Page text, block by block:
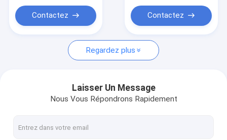
Tasse de papier faisant des machines
Machine de découpage de tasse de papier
Machine de papier de gamelle
Machine à emballer de tasse de papier
glacée de café de
papier d'emballage
Contactez
comestible
Contactez
Regardez plus
Laisser Un Message
Nous Vous Répondrons Rapidement